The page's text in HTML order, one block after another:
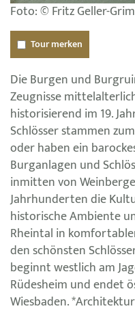
Foto: © Fritz Geller-
Tour merken
Die Burgen und
Zeugnisse
historisierend im 19.
Schlösser stammen
oder haben ein
Burganlagen und
inmitten von
Jahrhunderten die
historische Ambiente
Rheintal in
den schönsten
beginnt westlich am
Rüdesheim und endet
Wiesbaden.